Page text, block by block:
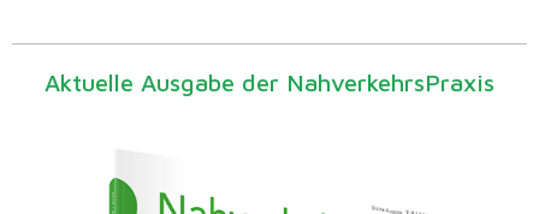
Aktuelle Ausgabe der NahverkehrsPraxis